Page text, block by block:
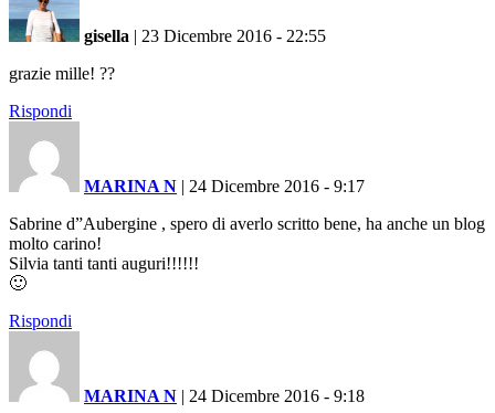
gisella | 23 Dicembre 2016 - 22:55
grazie mille! ??
Rispondi
MARINA N | 24 Dicembre 2016 - 9:17
Sabrine d”Aubergine , spero di averlo scritto bene, ha anche un blog
molto carino!
Silvia tanti tanti auguri!!!!!!
🙂
Rispondi
MARINA N | 24 Dicembre 2016 - 9:18